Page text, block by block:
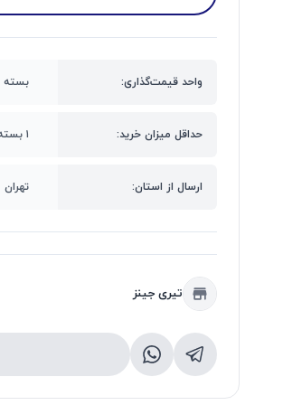
واحد قیمت‌گذاری: بسته
حداقل میزان خرید: ۱ بسته
ارسال از استان: تهران
تیری جینز